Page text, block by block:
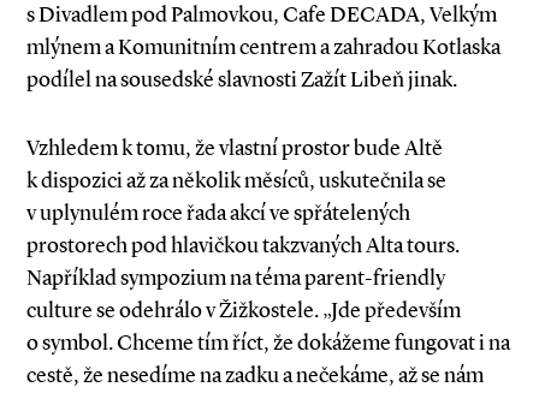
s Divadlem pod Palmovkou, Cafe DECADA, Velkým
mlýnem a Komunitním centrem a zahradou Kotlaska
podílel na sousedské slavnosti Zažít Libeň jinak.
Vzhledem k tomu, že vlastní prostor bude Altě
k dispozici až za několik měsíců, uskutečnila se
v uplynulém roce řada akcí ve spřátelených
prostorech pod hlavičkou takzvaných Alta tours.
Například sympozium na téma parent­-friendly
culture se odehrálo v Žižkostele. „Jde především
o symbol. Chceme tím říct, že dokážeme fungovat i na
cestě, že nesedíme na zadku a nečekáme, až se nám